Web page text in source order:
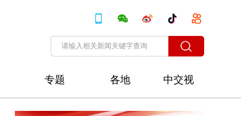
专题 各地
中交视
讯